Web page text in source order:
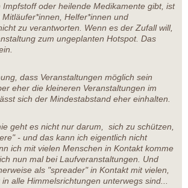
Impfstoff oder heilende Medikamente gibt, ist
Helfer*innen und
zu verantworten. Wenn es der Zufall will,
zum ungeplanten Hotspot. Das
dass Veranstaltungen möglich sein
eher die kleineren Veranstaltungen im
sich der Mindestabstand eher einhalten.
geht es nicht nur darum, sich zu schützen,
- und das kann ich eigentlich nicht
ich mit vielen Menschen in Kontakt komme
nun mal bei Laufveranstaltungen. Und
als "spreader" in Kontakt mit vielen,
alle Himmelsrichtungen unterwegs sind...